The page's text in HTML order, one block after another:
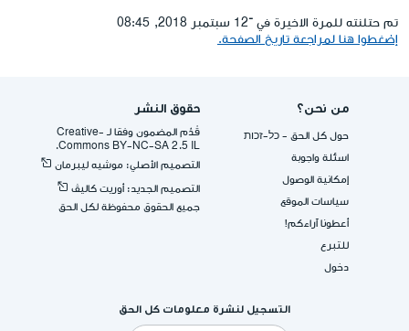
تم حتلنته للمرة الاخيرة في ־12 سبتمبر 2018, 08:45
إضغطوا هنا لمراجعة تاريخ الصفحة.
من نحن؟
حول كل الحق - כל-זכות
اسئلة واجوبة
إمكانية الوصول
سياسات الموقع
أعطونا آراءكم!
للتبرع
دخول
حقوق النشر
قُدِّم المضمون وفقا لـ -Creative
Commons BY-NC-SA 2.5 IL.
التصميم الأصلي: موشيه ليبرمان
التصميم الجديد: أوريت كاليڤ
جميع الحقوق محفوظة لكل الحق
التسجيل لنشرة معلومات كل الحق